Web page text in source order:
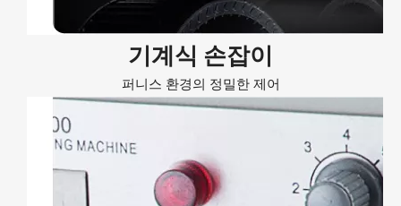
기계식 손잡이
퍼니스 환경의 정밀한 제어